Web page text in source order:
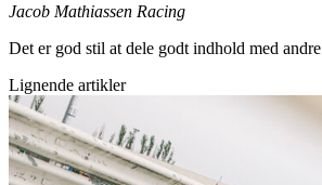
Jacob Mathiassen Racing
Det er god stil at dele godt indhold med andre
Lignende artikler